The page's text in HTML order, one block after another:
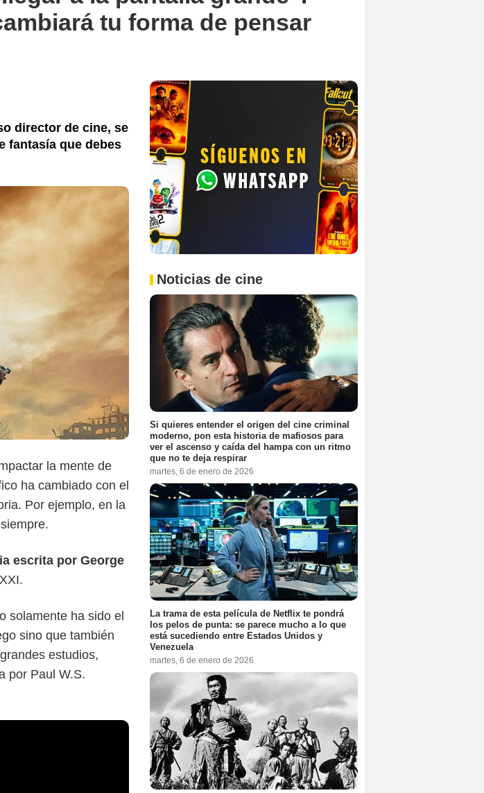
tu forma de pensar
director de cine, se
fantasía que debes
la mente de
ha cambiado con el
Por ejemplo, en la
escrita por George
solamente ha sido el
sino que también
estudios,
por Paul W.S.
Noticias de cine
Si quieres entender el origen del cine criminal
moderno, pon esta historia de mafiosos para
ver el ascenso y caída del hampa con un ritmo
que no te deja respirar
martes, 6 de enero de 2026
La trama de esta película de Netflix te pondrá
los pelos de punta: se parece mucho a lo que
está sucediendo entre Estados Unidos y
Venezuela
martes, 6 de enero de 2026